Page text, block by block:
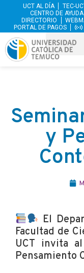
UCT AL DÍA
TEC-
CENTRO DE AYUDA
DIRECTORIO
PORTAL DE PAGOS
y
El
Facultad de
UCT invita
Pensamiento